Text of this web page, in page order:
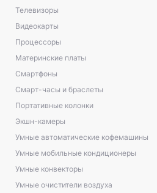
Телевизоры
Видеокарты
Процессоры
Материнские платы
Смартфоны
Смарт-часы и браслеты
Портативные колонки
Экшн-камеры
Умные автоматические кофемашины
Умные мобильные кондиционеры
Умные конвекторы
Умные очистители воздуха